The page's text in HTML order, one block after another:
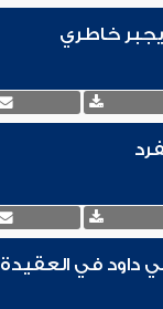
يجبر خاطري
داود في العقيدة